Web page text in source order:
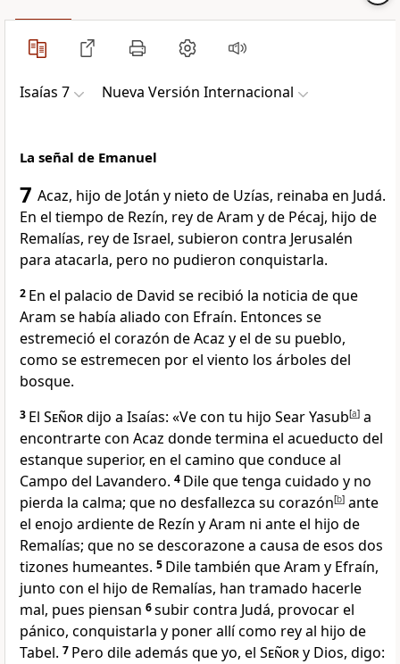
Isaías 7 Nueva Versión Internacional
La señal de Emanuel
7 Acaz, hijo de Jotán y nieto de Uzías, reinaba en Judá.
En el tiempo de Rezín, rey de Aram y de Pécaj, hijo de
Remalías, rey de Israel, subieron contra Jerusalén
para atacarla, pero no pudieron conquistarla.
2 En el palacio de David se recibió la noticia de que
Aram se había aliado con Efraín. Entonces se
estremeció el corazón de Acaz y el de su pueblo,
como se estremecen por el viento los árboles del
bosque.
3 El Señordijo a Isaías: «Ve con tu hijo Sear Yasub[a] a
encontrarte con Acaz donde termina el acueducto del
estanque superior, en el camino que conduce al
Campo del Lavandero. 4 Dile que tenga cuidado y no
pierda la calma; que no desfallezca su corazón[b] ante
el enojo ardiente de Rezín y Aram ni ante el hijo de
Remalías; que no se descorazone a causa de esos dos
tizones humeantes. 5 Dile también que Aram y Efraín,
junto con el hijo de Remalías, han tramado hacerle
mal, pues piensan 6subir contra Judá, provocar el
pánico, conquistarla y poner allí como rey al hijo de
Tabel. 7 Pero dile además que yo, el Señory Dios, digo: